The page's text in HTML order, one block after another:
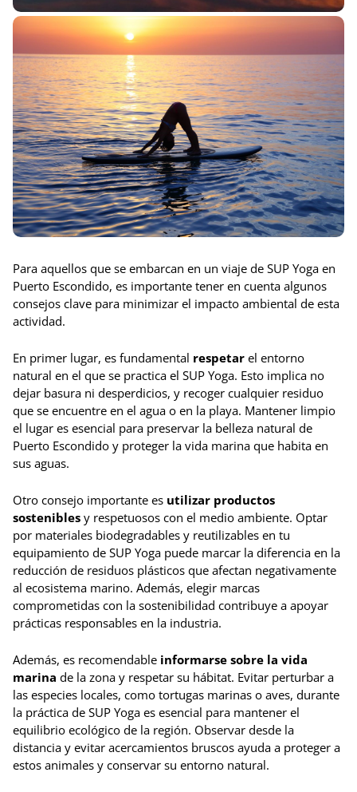
Para aquellos que se embarcan en un viaje de SUP Yoga en
Puerto Escondido, es importante tener en cuenta algunos
consejos clave para minimizar el impacto ambiental de esta
actividad.
En primer lugar, es fundamental respetar el entorno
natural en el que se practica el SUP Yoga. Esto implica no
dejar basura ni desperdicios, y recoger cualquier residuo
que se encuentre en el agua o en la playa. Mantener limpio
el lugar es esencial para preservar la belleza natural de
Puerto Escondido y proteger la vida marina que habita en
sus aguas.
Otro consejo importante es utilizar productos
sostenibles y respetuosos con el medio ambiente. Optar
por materiales biodegradables y reutilizables en tu
equipamiento de SUP Yoga puede marcar la diferencia en la
reducción de residuos plásticos que afectan negativamente
al ecosistema marino. Además, elegir marcas
comprometidas con la sostenibilidad contribuye a apoyar
prácticas responsables en la industria.
Además, es recomendable informarse sobre la vida
marina de la zona y respetar su hábitat. Evitar perturbar a
las especies locales, como tortugas marinas o aves, durante
la práctica de SUP Yoga es esencial para mantener el
equilibrio ecológico de la región. Observar desde la
distancia y evitar acercamientos bruscos ayuda a proteger a
estos animales y conservar su entorno natural.